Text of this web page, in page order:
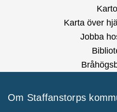
Karta över
Jobba
Om Staffanstorps